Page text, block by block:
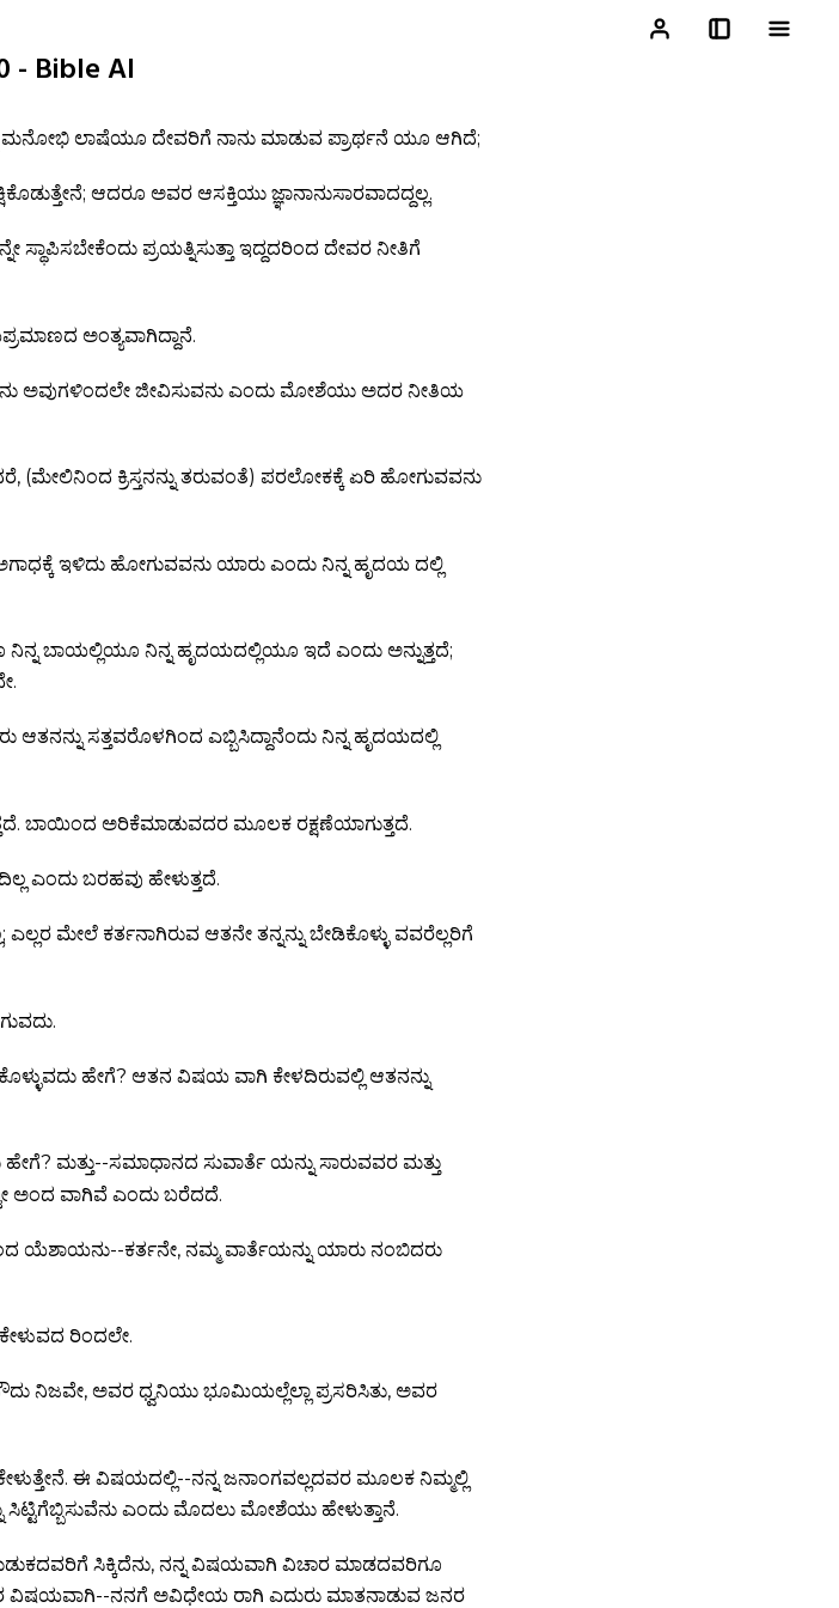
- Bible AI
ಮನೋಭಿ ಲಾಷೆಯೂ ದೇವರಿಗೆ ನಾನು ಮಾಡುವ ಪ್ರಾರ್ಥನೆ ಯೂ ಆಗಿದೆ;
ಆದರೂ ಅವರ ಆಸಕ್ತಿಯು ಜ್ಞಾನಾನುಸಾರವಾದದ್ದಲ್ಲ.
ಪ್ರಯತ್ನಿಸುತ್ತಾ ಇದ್ದದರಿಂದ ದೇವರ ನೀತಿಗೆ
ಅಂತ್ಯವಾಗಿದ್ದಾನೆ.
ಅವುಗಳಿಂದಲೇ ಜೀವಿಸುವನು ಎಂದು ಮೋಶೆಯು ಅದರ ನೀತಿಯ
ಕ್ರಿಸ್ತನನ್ನು ತರುವಂತೆ) ಪರಲೋಕಕ್ಕೆ ಏರಿ ಹೋಗುವವನು
ಅಗಾಧಕ್ಕೆ ಇಳಿದು ಹೋಗುವವನು ಯಾರು ಎಂದು ನಿನ್ನ ಹೃದಯ ದಲ್ಲಿ
ನಿನ್ನ ಬಾಯಲ್ಲಿಯೂ ನಿನ್ನ ಹೃದಯದಲ್ಲಿಯೂ ಇದೆ ಎಂದು ಅನ್ನುತ್ತದೆ;
ಸತ್ತವರೊಳಗಿಂದ ಎಬ್ಬಿಸಿದ್ದಾನೆಂದು ನಿನ್ನ ಹೃದಯದಲ್ಲಿ
ಬಾಯಿಂದ ಅರಿಕೆಮಾಡುವದರ ಮೂಲಕ ರಕ್ಷಣೆಯಾಗುತ್ತದೆ.
ಎಂದು ಬರಹವು ಹೇಳುತ್ತದೆ.
ಮೇಲೆ ಕರ್ತನಾಗಿರುವ ಆತನೇ ತನ್ನನ್ನು ಬೇಡಿಕೊಳ್ಳು ವವರೆಲ್ಲರಿಗೆ
ಹೇಗೆ? ಆತನ ವಿಷಯ ವಾಗಿ ಕೇಳದಿರುವಲ್ಲಿ ಆತನನ್ನು
ಮತ್ತು--ಸಮಾಧಾನದ ಸುವಾರ್ತೆ ಯನ್ನು ಸಾರುವವರ ಮತ್ತು
ಅಂದ ವಾಗಿವೆ ಎಂದು ಬರೆದದೆ.
ಯೆಶಾಯನು--ಕರ್ತನೇ, ನಮ್ಮ ವಾರ್ತೆಯನ್ನು ಯಾರು ನಂಬಿದರು
ರಿಂದಲೇ.
ನಿಜವೇ, ಅವರ ಧ್ವನಿಯು ಭೂಮಿಯಲ್ಲೆಲ್ಲಾ ಪ್ರಸರಿಸಿತು, ಅವರ
ಈ ವಿಷಯದಲ್ಲಿ--ನನ್ನ ಜನಾಂಗವಲ್ಲದವರ ಮೂಲಕ ನಿಮ್ಮಲ್ಲಿ
ಎಂದು ಮೊದಲು ಮೋಶೆಯು ಹೇಳುತ್ತಾನೆ.
ಸಿಕ್ಕಿದೆನು, ನನ್ನ ವಿಷಯವಾಗಿ ವಿಚಾರ ಮಾಡದವರಿಗೂ
ವಿಷಯವಾಗಿ--ನನಗೆ ಅವಿಧೇಯ ರಾಗಿ ಎದುರು ಮಾತನಾಡುವ ಜನರ